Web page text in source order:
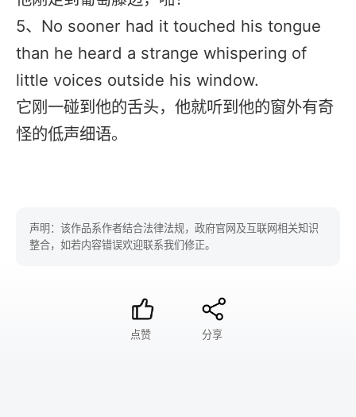
5、No sooner had it touched his tongue
than he heard a strange whispering of
little voices outside his window.
它刚一碰到他的舌头，他就听到他的窗外有奇
怪的低声细语。
声明：该作品系作者结合法律法规，政府官网及互联网相关知识
整合，如若内容错误欢迎联系我们修正。
点赞 分享